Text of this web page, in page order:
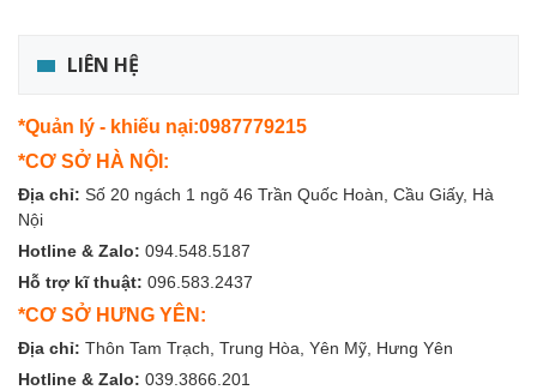
LIÊN HỆ
*Quản lý - khiếu nại:0987779215
*CƠ SỞ HÀ NỘI:
Địa chỉ: Số 20 ngách 1 ngõ 46 Trần Quốc Hoàn, Cầu Giấy, Hà
Nội
Hotline & Zalo: 094.548.5187
Hỗ trợ kĩ thuật: 096.583.2437
*CƠ SỞ HƯNG YÊN:
Địa chỉ: Thôn Tam Trạch, Trung Hòa, Yên Mỹ, Hưng Yên
Hotline & Zalo: 039.3866.201